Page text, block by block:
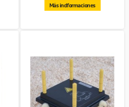
Más indformaciones